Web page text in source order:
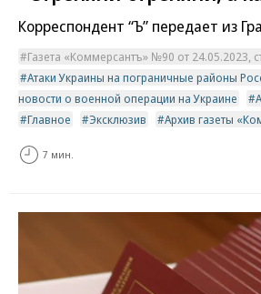
Корреспондент “Ъ” передает из
Газета «Коммерсантъ» №90 от 24.05.2023,
Атаки Украины на пограничные районы
новости о военной операции на Украине
Главное
Эксклюзив Архив газеты
7 мин.